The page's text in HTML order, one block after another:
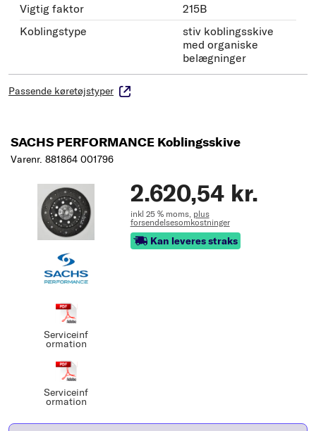
Vigtig faktor
215B
Koblingstype
stiv koblingsskive
med organiske
belægninger
Passende køretøjstyper
SACHS PERFORMANCE Koblingsskive
Varenr. 881864 001796
Serviceinf
ormation
Serviceinf
ormation
2.620,54 kr.
inkl 25 % moms, plus
forsendelsesomkostninger
Kan leveres straks